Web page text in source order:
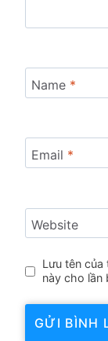
Name *
Email *
Website
Lưu tên
này cho lần